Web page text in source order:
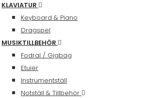
KLAVIATUR
Keyboard & Piano
Dragspel
MUSIKTILLBEHÖR
Fodral / Gigbag
Etuier
Instrumentställ
Notställ & Tillbehör